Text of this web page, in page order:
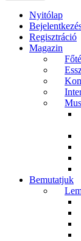
Nyitólap
Regisztráció
Magazin
Bemutatjuk